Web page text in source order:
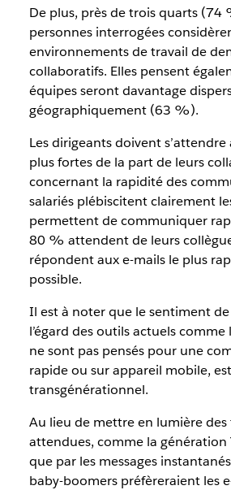
De plus, près de trois quarts (74
personnes interrogées
environnements de travail de
collaboratifs. Elles pensent
équipes seront davantage
géographiquement (63 %).
Les dirigeants doivent s’attendre
plus fortes de la part de leurs
concernant la rapidité des
salariés plébiscitent clairement
permettent de communiquer
80 % attendent de leurs
répondent aux e-mails le plus
possible.
Il est à noter que le sentiment
l’égard des outils actuels comme
ne sont pas pensés pour une
rapide ou sur appareil mobile,
transgénérationnel.
Au lieu de mettre en lumière des
attendues, comme la génération
que par les messages
baby-boomers préfèreraient les